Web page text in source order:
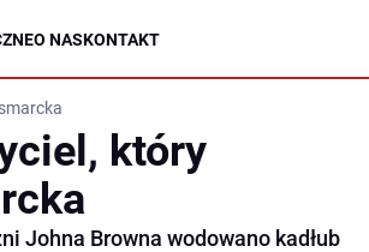
O NASKONTAKT
który
Johna Browna wodowano kadłub